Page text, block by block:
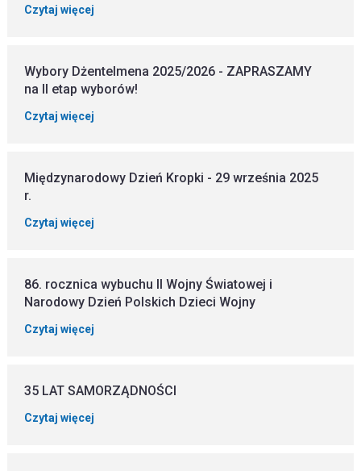
Czytaj więcej
Wybory Dżentelmena 2025/2026 - ZAPRASZAMY
na II etap wyborów!
Czytaj więcej
Międzynarodowy Dzień Kropki - 29 września 2025
r.
Czytaj więcej
86. rocznica wybuchu II Wojny Światowej i
Narodowy Dzień Polskich Dzieci Wojny
Czytaj więcej
35 LAT SAMORZĄDNOŚCI
Czytaj więcej